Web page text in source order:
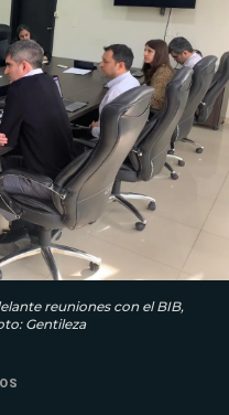
reuniones con el BIB,
Gentileza